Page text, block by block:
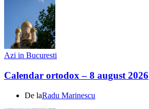
Azi in Bucuresti
Calendar ortodox – 8 august 2026
De laRadu Marinescu